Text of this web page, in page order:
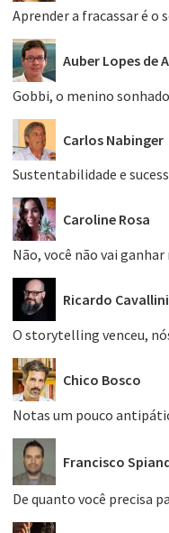
Aprender a fracassar é o
Auber Lopes de
Gobbi, o menino
Carlos Nabinger
Sustentabilidade e
Caroline Rosa
Não, você não vai ganhar
Ricardo Cavallini
O storytelling venceu,
Chico Bosco
Notas um pouco
Francisco
De quanto você precisa